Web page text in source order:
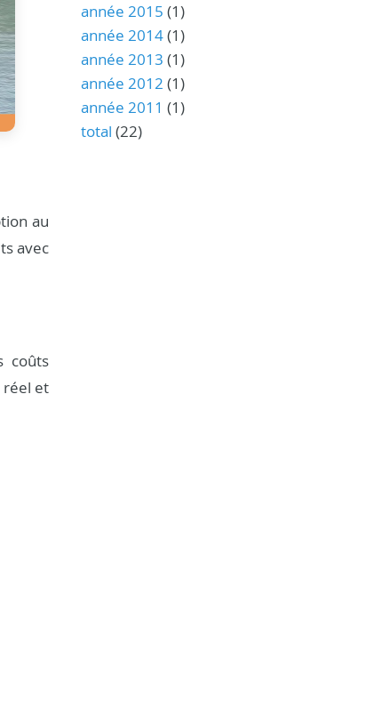
au
avec
coûts
réel et
année 2015 (1)
année 2014(1)
année 2013 (1)
année 2012 (1)
année 2011 (1)
total (22)